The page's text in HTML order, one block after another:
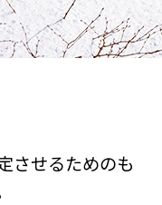
させるためのも